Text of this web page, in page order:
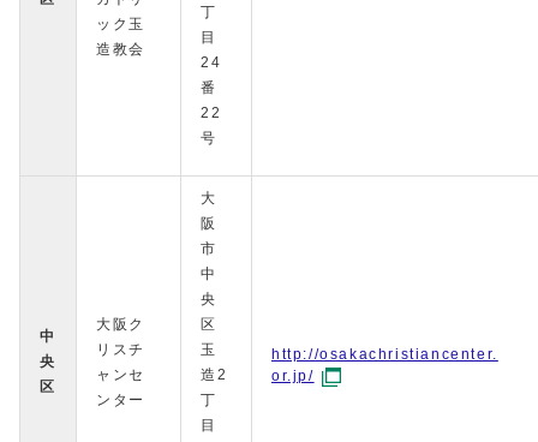
ック玉
造教会
丁
目
24
番
22
号
中
央
区
大阪ク
リスチ
ャンセ
ンター
大
阪
市
中
央
区
玉
造2
丁
目
http://osakachristiancenter.
or.jp/